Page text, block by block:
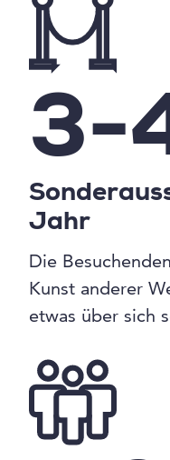
3-
Jahr
Die
Kunst anderer
etwas über sich